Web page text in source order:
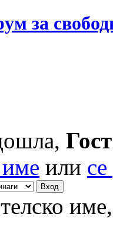
за
Гост
или